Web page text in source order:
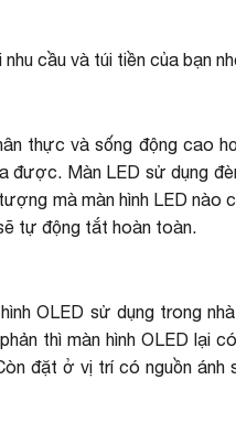
cầu và túi tiền của bạn
thực và sống động cao
được. Màn LED sử dụng
mà màn hình LED nào
tự động tắt hoàn toàn.
OLED sử dụng trong
thì màn hình OLED lại
đặt ở vị trí có nguồn ánh